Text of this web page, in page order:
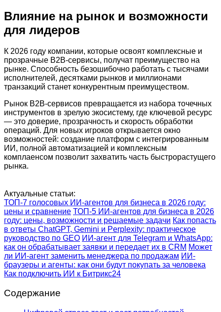
Влияние на рынок и возможности
для лидеров
К 2026 году компании, которые освоят комплексные и
прозрачные B2B-сервисы, получат преимущество на
рынке. Способность безошибочно работать с тысячами
исполнителей, десятками рынков и миллионами
транзакций станет конкурентным преимуществом.
Рынок B2B-сервисов превращается из набора точечных
инструментов в зрелую экосистему, где ключевой ресурс
— это доверие, прозрачность и скорость обработки
операций. Для новых игроков открывается окно
возможностей: создание платформ с интегрированным
ИИ, полной автоматизацией и комплексным
комплаенсом позволит захватить часть быстрорастущего
рынка.
Актуальные статьи:
ТОП-7 голосовых ИИ-агентов для бизнеса в 2026 году:
цены и сравнение ТОП-5 ИИ-агентов для бизнеса в 2026
году: цены, возможности и решаемые задачи Как попасть
в ответы ChatGPT, Gemini и Perplexity: практическое
руководство по GEO ИИ-агент для Telegram и WhatsApp:
как он обрабатывает заявки и передает их в CRM Может
ли ИИ-агент заменить менеджера по продажам ИИ-
браузеры и агенты: как они будут покупать за человека
Как подключить ИИ к Битрикс24
Содержание